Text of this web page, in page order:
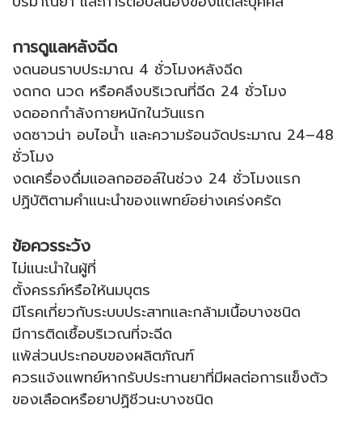
การดูแลหลังฉีด
งดนอนราบประมาณ 4 ชั่วโมงหลังฉีด
งดกด นวด หรือคลึงบริเวณที่ฉีด 24 ชั่วโมง
งดออกกำลังกายหนักในวันแรก
งดซาวน่า อบไอน้ำ และความร้อนจัดประมาณ 24–48
ชั่วโมง
งดเครื่องดื่มแอลกอฮอล์ในช่วง 24 ชั่วโมงแรก
ปฏิบัติตามคำแนะนำของแพทย์อย่างเคร่งครัด
ข้อควรระวัง
ไม่แนะนำในผู้ที่
ตั้งครรภ์หรือให้นมบุตร
มีโรคเกี่ยวกับระบบประสาทและกล้ามเนื้อบางชนิด
มีการติดเชื้อบริเวณที่จะฉีด
แพ้ส่วนประกอบของผลิตภัณฑ์
ควรแจ้งแพทย์หากรับประทานยาที่มีผลต่อการแข็งตัว
ของเลือดหรือยาปฏิชีวนะบางชนิด